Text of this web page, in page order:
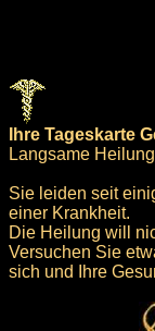
Ihre Tageskarte
Langsame
Sie leiden seit
einer Krankheit.
Die Heilung will
Versuchen Sie
sich und Ihre